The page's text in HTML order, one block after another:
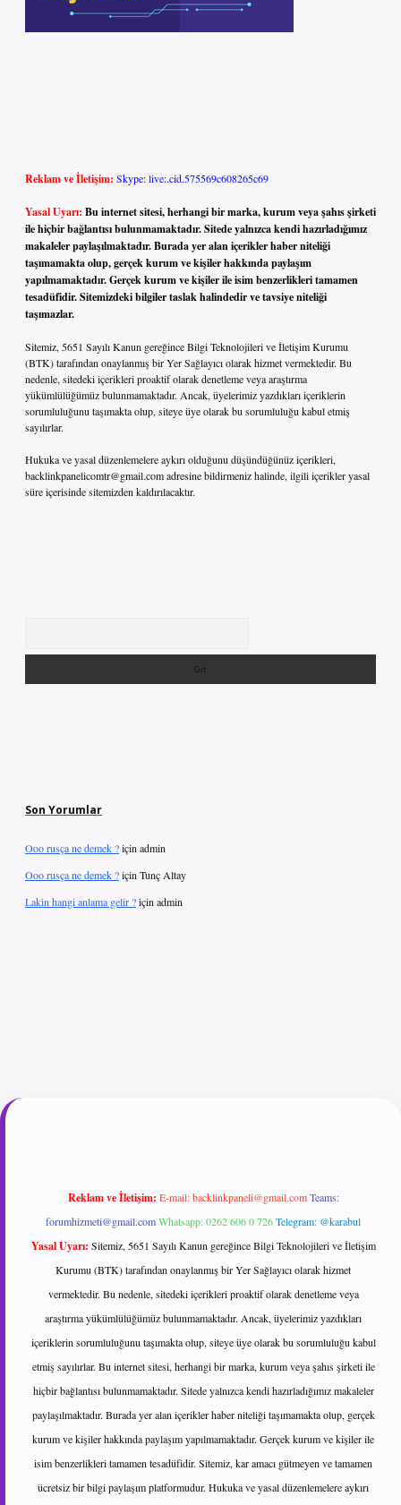
Reklam ve İletişim: Skype: live:.cid.575569c608265c69
Yasal Uyarı: Bu internet sitesi, herhangi bir marka, kurum veya şahıs şirketi
ile hiçbir bağlantısı bulunmamaktadır. Sitede yalnızca kendi hazırladığımız
makaleler paylaşılmaktadır. Burada yer alan içerikler haber niteliği
taşımamakta olup, gerçek kurum ve kişiler hakkında paylaşım
yapılmamaktadır. Gerçek kurum ve kişiler ile isim benzerlikleri tamamen
tesadüfidir. Sitemizdeki bilgiler taslak halindedir ve tavsiye niteliği
taşımazlar.
Sitemiz, 5651 Sayılı Kanun gereğince Bilgi Teknolojileri ve İletişim Kurumu
(BTK) tarafından onaylanmış bir Yer Sağlayıcı olarak hizmet vermektedir. Bu
nedenle, sitedeki içerikleri proaktif olarak denetleme veya araştırma
yükümlülüğümüz bulunmamaktadır. Ancak, üyelerimiz yazdıkları içeriklerin
sorumluluğunu taşımakta olup, siteye üye olarak bu sorumluluğu kabul etmiş
sayılırlar.
Hukuka ve yasal düzenlemelere aykırı olduğunu düşündüğünüz içerikleri,
backlinkpanelicomtr@gmail.comadresine bildirmeniz halinde, ilgili içerikler yasal
süre içerisinde sitemizden kaldırılacaktır.
Son Yorumlar
Ooo rusça ne demek ?için admin
Ooo rusça ne demek ?için Tunç Altay
Lakin hangi anlama gelir ?için admin
giriş
Reklam ve İletişim: E-mail:backlinkpaneli@gmail.com Teams:
forumhizmeti@gmail.comWhatsapp: 0262 606 0 726Telegram: @karabul
Yasal Uyarı: Sitemiz, 5651 Sayılı Kanun gereğince Bilgi Teknolojileri ve İletişim
Kurumu (BTK) tarafından onaylanmış bir Yer Sağlayıcı olarak hizmet
vermektedir. Bu nedenle, sitedeki içerikleri proaktif olarak denetleme veya
araştırma yükümlülüğümüz bulunmamaktadır. Ancak, üyelerimiz yazdıkları
içeriklerin sorumluluğunu taşımakta olup, siteye üye olarak bu sorumluluğu kabul
etmiş sayılırlar. Bu internet sitesi, herhangi bir marka, kurum veya şahıs şirketi ile
hiçbir bağlantısı bulunmamaktadır. Sitede yalnızca kendi hazırladığımız makaleler
paylaşılmaktadır. Burada yer alan içerikler haber niteliği taşımamakta olup, gerçek
kurum ve kişiler hakkında paylaşım yapılmamaktadır. Gerçek kurum ve kişiler ile
isim benzerlikleri tamamen tesadüfidir. Sitemiz, kar amacı gütmeyen ve tamamen
ücretsiz bir bilgi paylaşım platformudur. Hukuka ve yasal düzenlemelere aykırı